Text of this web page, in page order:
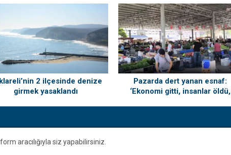
2 ilçesinde denize
girmek yasaklandı
Pazarda dert yanan esnaf:
‘Ekonomi gitti, insanlar öldü,
aracılığıyla siz yapabilirsiniz.